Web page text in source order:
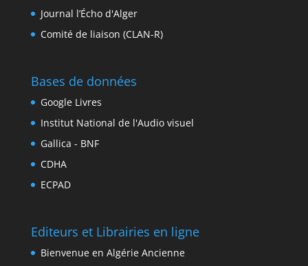
Journal l’Écho d'Alger
Comité de liaison (CLAN-R)
Bases de données
Google Livres
Institut National de l'Audio visuel
Gallica - BNF
CDHA
ECPAD
Editeurs et Librairies en ligne
Bienvenue en Algérie Ancienne